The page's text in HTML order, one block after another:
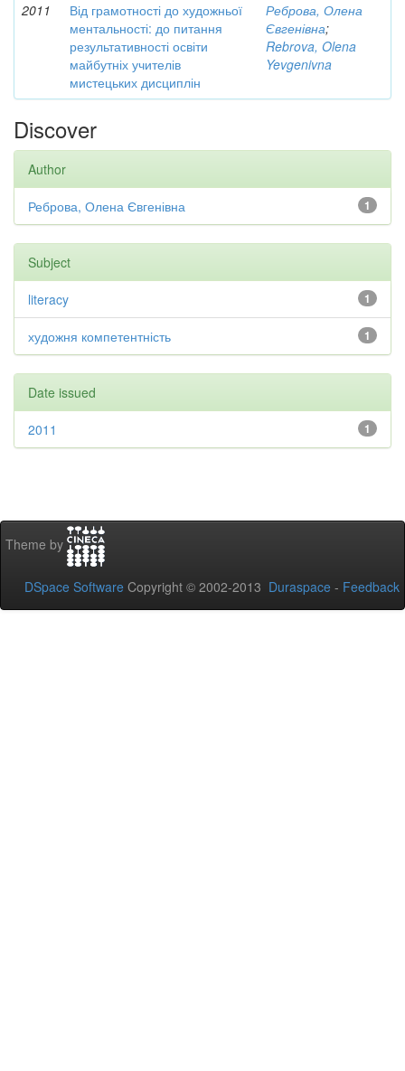
2011
Від грамотності до художньої
ментальності: до питання
результативності освіти
майбутніх учителів
мистецьких дисциплін
Реброва, Олена
Євгенівна;
Rebrova, Olena
Yevgenivna
Discover
Author
1
Реброва, Олена Євгенівна
Subject
1
literacy
1
художня компетентність
Date issued
1
2011
Theme by
DSpace Software Copyright © 2002-2013 Duraspace - Feedback